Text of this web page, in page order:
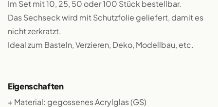
Im Set mit 10, 25, 50 oder 100 Stück bestellbar.
Das Sechseck wird mit Schutzfolie geliefert, damit es
nicht zerkratzt.
Ideal zum Basteln, Verzieren, Deko, Modellbau, etc.
Eigenschaften
+ Material: gegossenes Acrylglas (GS)